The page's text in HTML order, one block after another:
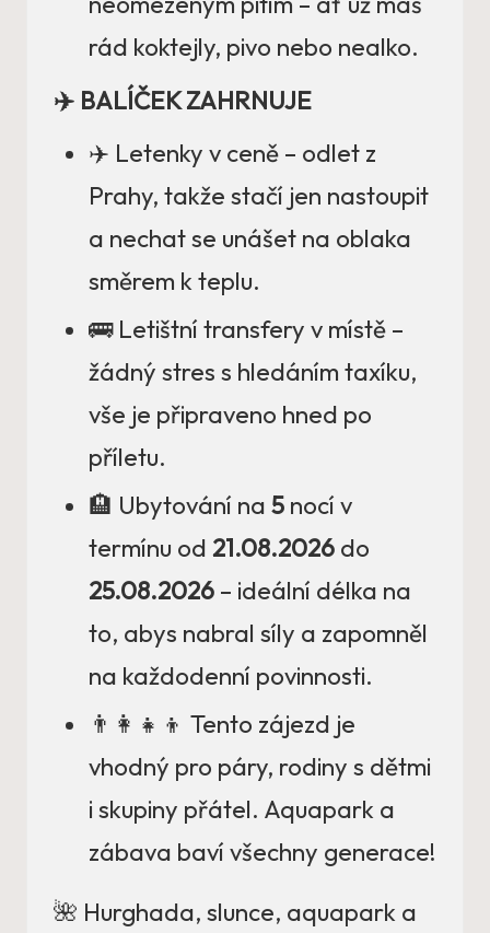
rád koktejly, pivo nebo nealko.
✈️ BALÍČEK ZAHRNUJE
✈️ Letenky v ceně – odlet z
Prahy, takže stačí jen nastoupit
a nechat se unášet na oblaka
směrem k teplu.
🚌 Letištní transfery v místě –
žádný stres s hledáním taxíku,
vše je připraveno hned po
příletu.
🏨 Ubytování na 5 nocí v
termínu od 21.08.2026 do
25.08.2026 – ideální délka na
to, abys nabral síly a zapomněl
na každodenní povinnosti.
👨‍👩‍👧‍👦 Tento zájezd je
vhodný pro páry, rodiny s dětmi
i skupiny přátel. Aquapark a
zábava baví všechny generace!
🌺 Hurghada, slunce, aquapark a